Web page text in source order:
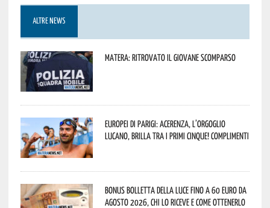
ALTRE NEWS
Matera: ritrovato il giovane scomparso
Europei di Parigi: Acerenza, l’orgoglio
lucano, brilla tra i primi cinque! Complimenti
Bonus bolletta della luce fino a 60 euro da
agosto 2026, chi lo riceve e come ottenerlo